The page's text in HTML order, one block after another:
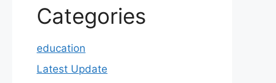
Categories
education
Latest Update